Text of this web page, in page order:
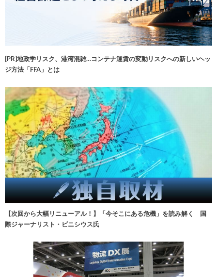
[PR]地政学リスク、港湾混雑…コンテナ運賃の変動リスクへの新しいヘッ
ジ方法「FFA」とは
【次回から大幅リニューアル！】「今そこにある危機」を読み解く 国
際ジャーナリスト・ビニシウス氏